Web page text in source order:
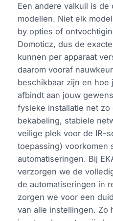
Een andere valkuil is de
modellen. Niet elk
by opties of
Domoticz, dus de
kunnen per apparaat
daarom vooraf
beschikbaar zijn en hoe
afbindt aan jouw
fysieke installatie net
bekabeling, stabiele
veilige plek voor de IR-
toepassing) voorkomen
automatiseringen. Bij
verzorgen we de
de automatiseringen in
zorgen we voor een
van alle instellingen. Zo